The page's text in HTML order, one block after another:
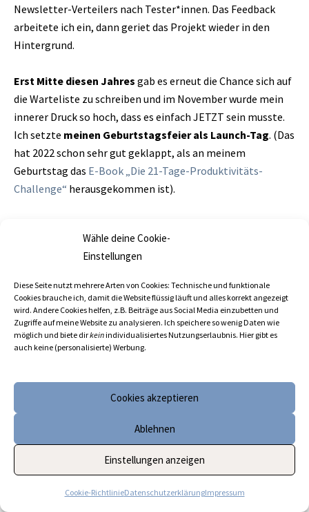
Wähle deine Cookie-
Einstellungen
Diese Seite nutzt mehrere Arten von Cookies: Technische und funktionale
Cookies brauche ich, damit die Website flüssig läuft und alles korrekt angezeigt
wird. Andere Cookies helfen, z.B. Beiträge aus Social Media einzubetten und
Zugriffe auf meine Website zu analysieren. Ich speichere so wenig Daten wie
möglich und biete dirkeinindividualisiertes Nutzungserlaubnis. Hier gibt es
auch keine (personalisierte) Werbung.
Cookies akzeptieren
Ablehnen
Einstellungen anzeigen
Cookie-RichtlinieDatenschutzerklärungImpressum
Newsletter-Verteilers nach Tester*innen. Das Feedback
arbeitete ich ein, dann geriet das Projekt wieder in den
Hintergrund.
Erst Mitte diesen Jahres gab es erneut die Chance sich auf
die Warteliste zu schreiben und im November wurde mein
innerer Druck so hoch, dass es einfach JETZT sein musste.
Ich setzte meinen Geburtstagsfeier als Launch-Tag. (Das
hat 2022 schon sehr gut geklappt, als an meinem
Geburtstag das E-Book „Die 21-Tage-Produktivitäts-
Challenge“ herausgekommen ist).